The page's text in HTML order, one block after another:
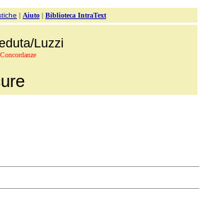
| Aiuto | Biblioteca IntraText
Luzzi